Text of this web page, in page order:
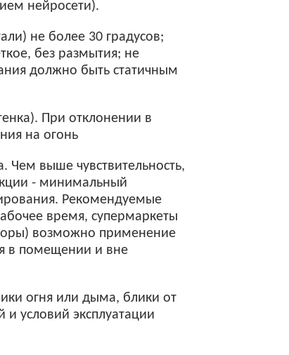
нейросети).
не более 30 градусов;
без размытия; не
должно быть статичным
При отклонении в
на огонь
Чем выше чувствительность,
- минимальный
Рекомендуемые
время, супермаркеты
возможно применение
в помещении и вне
огня или дыма, блики от
условий эксплуатации